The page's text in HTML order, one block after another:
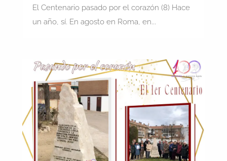
El Centenario pasado por el corazón (8) Hace
un año, sí. En agosto en Roma, en...